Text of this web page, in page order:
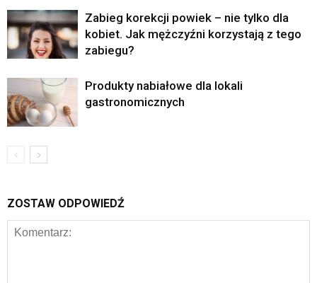
Zabieg korekcji powiek – nie tylko dla
kobiet. Jak mężczyźni korzystają z tego
zabiegu?
Produkty nabiałowe dla lokali
gastronomicznych
ZOSTAW ODPOWIEDŹ